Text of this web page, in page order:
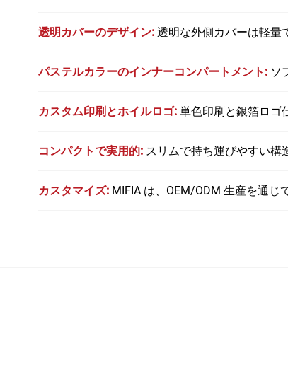
透明カバーのデザイン: 透明な外側カバーは軽量
パステルカラーのインナーコンパートメント: ソ
カスタム印刷とホイルロゴ: 単色印刷と銀箔ロゴ
コンパクトで実用的: スリムで持ち運びやすい構
カスタマイズ: MIFIA は、OEM/ODM 生産を通じ